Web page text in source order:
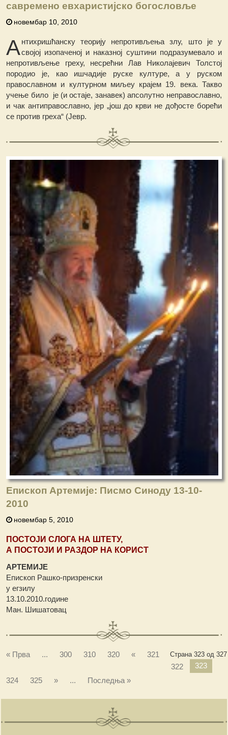
савремено евхаристијско богословље
новембар 10, 2010
Антихришћанску теорију непротивљења злу, што је у
својој изопаченој и наказној суштини подразумевало и
непротивљење греху, несрећни Лав Николајевич Толстој
породио је, као ишчадије руске културе, а у руском
православном и културном миљеу крајем 19. века. Такво
учење било је (и остаје, занавек) апсолутно неправославно,
и чак антиправославно, јер „још до крви не дођосте борећи
се против греха“ (Јевр.
Епископ Артемије: Писмо Синоду 13-10-
2010
новембар 5, 2010
ПОСТОЈИ СЛОГА НА ШТЕТУ,
А ПОСТОЈИ И РАЗДОР НА КОРИСТ
АРТЕМИЈЕ
Епископ Рашко-призренски
у егзилу
13.10.2010.године
Ман. Шишатовац
Страна 323 од 327
« Прва ... 300 310 320 «
321
322
323
324
325 » ... Последња »